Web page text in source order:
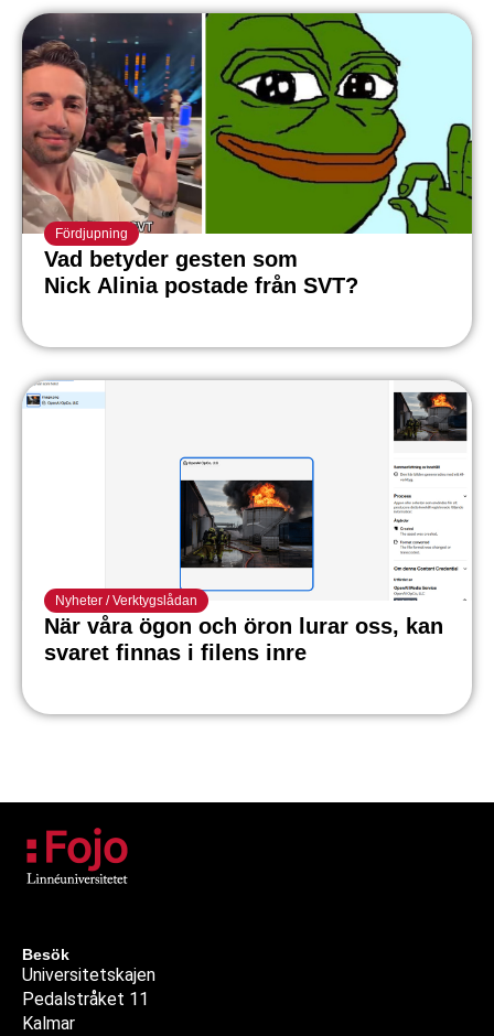
Fördjupning
Vad betyder gesten som
Nick Alinia postade från SVT?
Nyheter /Verktygslådan
När våra ögon och öron lurar oss, kan
svaret finnas i filens inre
Besök
Universitetskajen
Pedalstråket 11
Kalmar